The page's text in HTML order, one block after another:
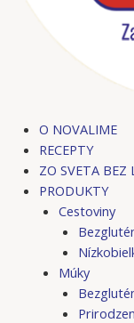
O NOVALIME
RECEPTY
ZO SVETA BEZ
PRODUKTY
Cestoviny
Múky